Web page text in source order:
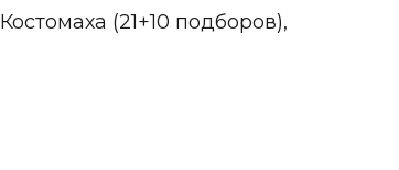
Костомаха (21+10 подборов),